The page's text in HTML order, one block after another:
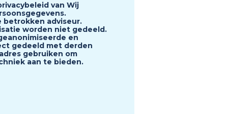
van Wij
betrokken adviseur.
worden niet gedeeld.
en
gedeeld met derden
gebruiken om
aan te bieden.